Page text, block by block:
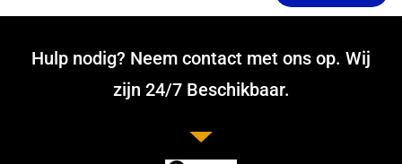
Hulp nodig? Neem contact met ons op. Wij
zijn 24/7 Beschikbaar.